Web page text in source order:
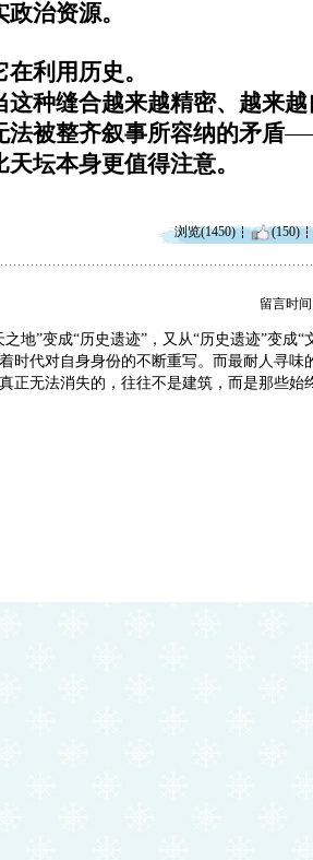
治资源。
利用历史。
这种缝合越来越精密、越来
法被整齐叙事所容纳的矛盾
坛本身更值得注意。
浏览(1450) (150)
留言时间
之地”变成“历史遗迹”，又从“历史遗迹”变成“
时代对自身身份的不断重写。而最耐人寻味
正无法消失的，往往不是建筑，而是那些始